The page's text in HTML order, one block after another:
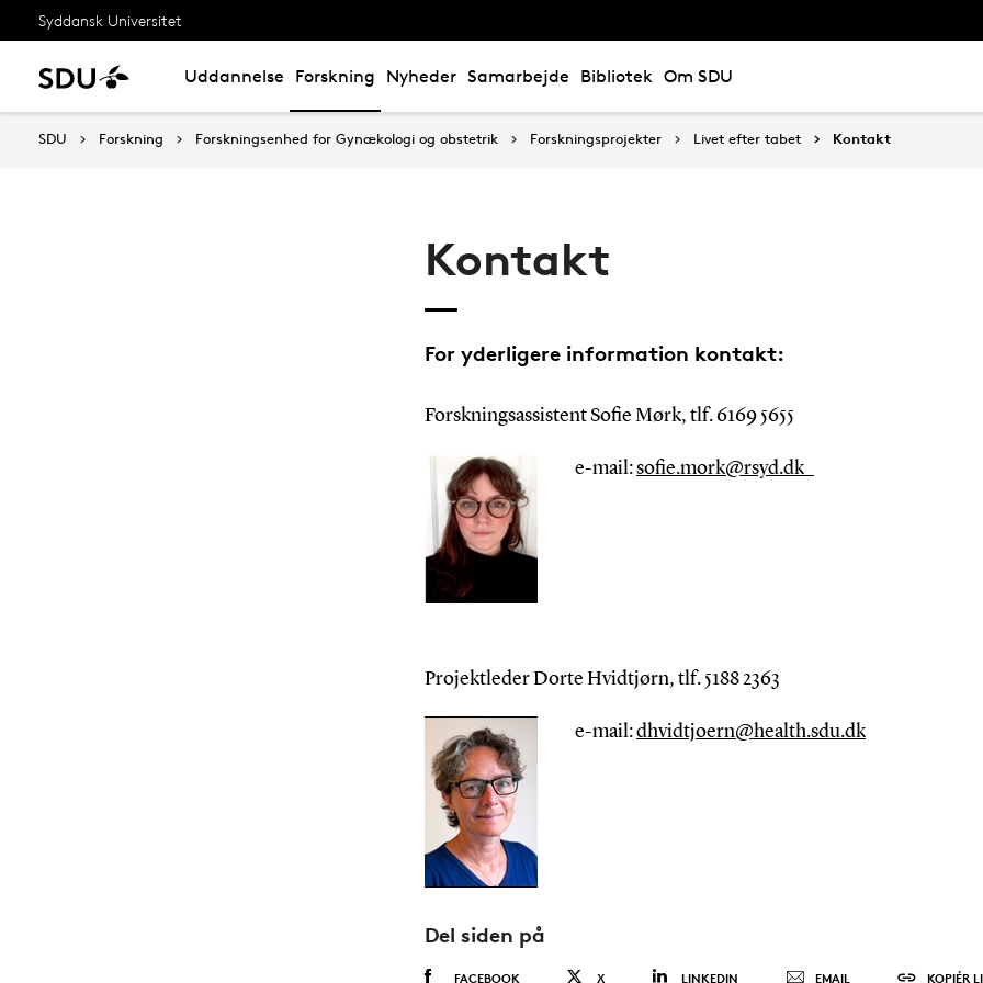
Syddansk Universitet
Uddannelse Forskning Nyheder Samarbejde Bibliotek Om SDU
SDU Forskning Forskningsenhed for Gynækologi og obstetrik Forskningsprojekter Livet efter tabet Kontakt
Kontakt
For yderligere information kontakt:
Forskningsassistent Sofie Mørk, tlf. 6169 5655
e-mail:sofie.mork@rsyd.dk
Projektleder Dorte Hvidtjørn, tlf. 5188 2363
e-mail:dhvidtjoern@health.sdu.dk
Del siden på
FACEBOOK X LINKEDIN EMAIL KOPIÉR